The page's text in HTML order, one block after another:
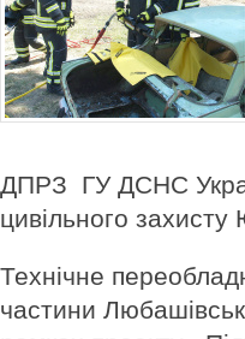
ДПРЗ ГУ ДСНС
цивільного захисту
Технічне
частини